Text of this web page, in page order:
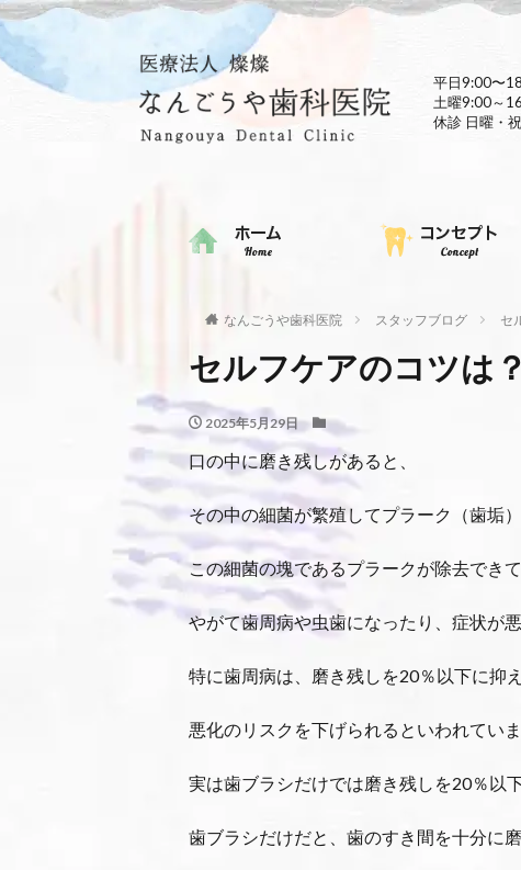
平日9:00〜
土曜9:00～
休診 日曜・
なんごうや歯科医院 スタッフブログ セ
セルフケアのコツは？
2025年5月29日
口の中に磨き残しがあると、
その中の細菌が繁殖してプラーク（歯垢）
この細菌の塊であるプラークが除去できて
やがて歯周病や虫歯になったり、症状が
特に歯周病は、磨き残しを20％以下に抑え
悪化のリスクを下げられるといわれていま
実は歯ブラシだけでは磨き残しを20％以
歯ブラシだけだと、歯のすき間を十分に